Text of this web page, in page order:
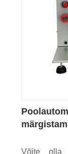
Võite olla